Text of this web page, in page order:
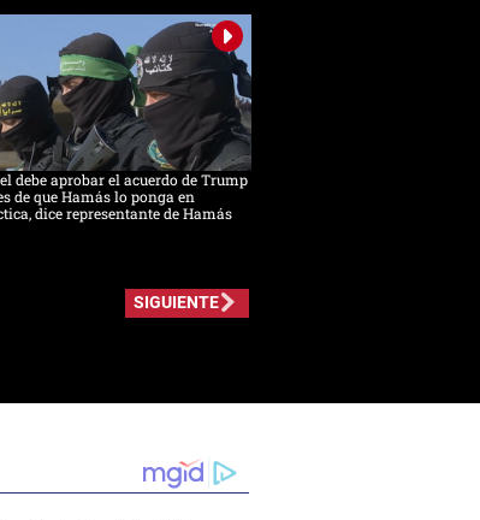
debe aprobar el acuerdo de Trump
de que Hamás lo ponga en
dice representante de Hamás
SIGUIENTE